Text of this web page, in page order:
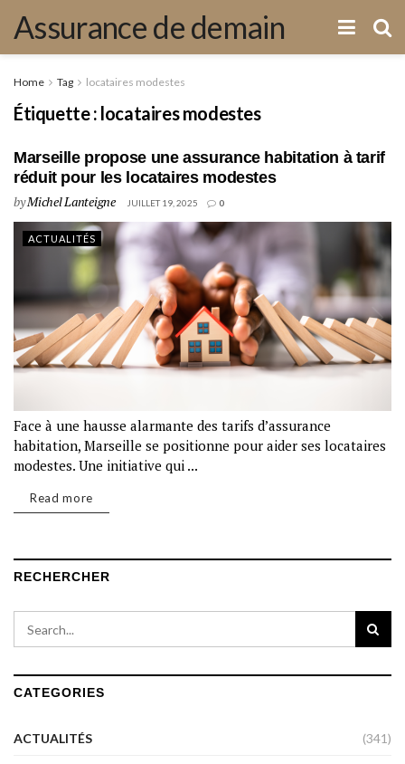
Assurance de demain
Home Tag locataires modestes
Étiquette : locataires modestes
Marseille propose une assurance habitation à tarif
réduit pour les locataires modestes
byMichel Lanteigne JUILLET 19, 2025 0
ACTUALITÉS
Face à une hausse alarmante des tarifs d’assurance
habitation, Marseille se positionne pour aider ses locataires
modestes. Une initiative qui ...
Read more
RECHERCHER
CATEGORIES
ACTUALITÉS (341)